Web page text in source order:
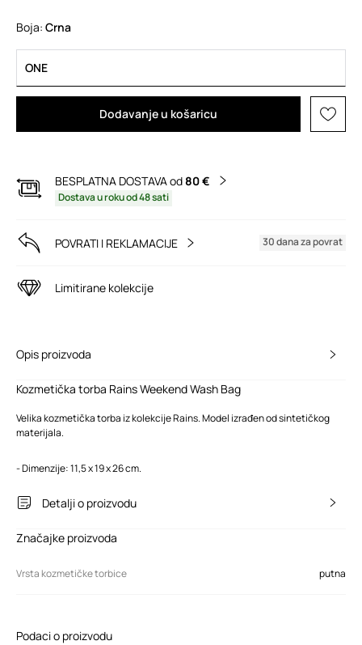
Boja: crna
ONE
Dodavanje u košaricu
BESPLATNA DOSTAVA od80 €
Dostava u roku od 48 sati
POVRATI I REKLAMACIJE 30 dana za povrat
Limitirane kolekcije
Opis proizvoda
Kozmetička torba Rains Weekend Wash Bag
Velika kozmetička torba iz kolekcije Rains. Model izrađen od sintetičkog
materijala.
- Dimenzije: 11,5 x 19 x 26 cm.
Detalji o proizvodu
Značajke proizvoda
Vrsta kozmetičke torbice putna
Podaci o proizvodu